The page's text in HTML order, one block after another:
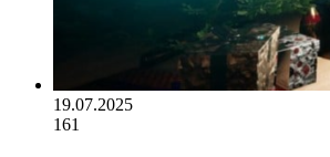
19.07.2025
161